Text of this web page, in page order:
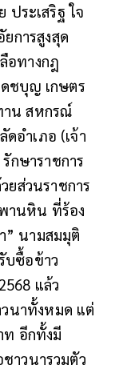
ระเสริฐ ใจ
การสูงสุด
อทางกฎ
ชบุญ เกษตร
าน สหกรณ์
อำเภอ (เจ้า
กษาราชการ
ส่วนราชการ
านหิน ที่ร้อง
” นามสมมุติ
บซื้อข้าว
แล้ว
นาทั้งหมด แต่
ท อีกทั้งมี
ชาวนารวมตัว